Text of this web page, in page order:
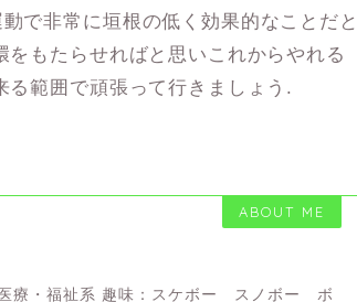
で非常に垣根の低く効果的なことだと
もたらせればと思いこれからやれる
る範囲で頑張って行きましょう.
ABOUT ME
療・福祉系 趣味：スケボー スノボー ボ